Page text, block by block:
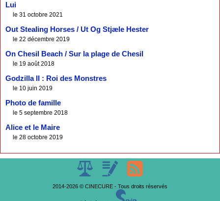
Lui
le 31 octobre 2021
Out Stealing Horses / Ut Og Stjæle Hester
le 22 décembre 2019
On Chesil Beach / Sur la plage de Chesil
le 19 août 2018
Godzilla II : Roi des Monstres
le 10 juin 2019
Photo de famille
le 5 septembre 2018
Alice et le Maire
le 28 octobre 2019
2014-2026 © CINECURE - Tous droits réservés